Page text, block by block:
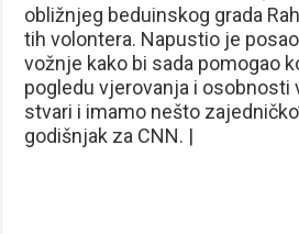
obližnjeg beduinskog grada
tih volontera. Napustio je
vožnje kako bi sada pomogao
pogledu vjerovanja i osobnosti
stvari i imamo nešto
godišnjak za CNN. |